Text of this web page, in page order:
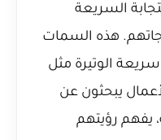
السريعة
هذه السمات
سريعة الوتيرة مثل
يبحثون عن
يفهم رؤيتهم